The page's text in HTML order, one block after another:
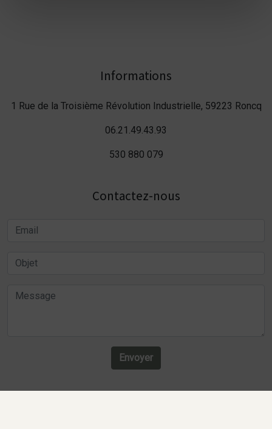
Informations
1 Rue de la Troisième Révolution Industrielle, 59223 Roncq
06.21.49.43.93
530 880 079
Contactez-nous
Envoyer